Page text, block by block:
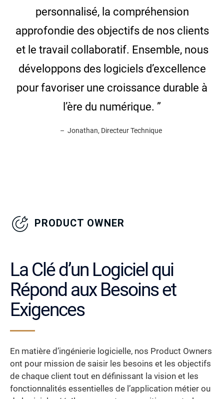
personnalisé, la compréhension
approfondie des objectifs de nos clients
et le travail collaboratif. Ensemble, nous
développons des logiciels d’excellence
pour favoriser une croissance durable à
l’ère du numérique. ”
– Jonathan, Directeur Technique
PRODUCT OWNER
La Clé d’un Logiciel qui
Répond aux Besoins et
Exigences
En matière d’ingénierie logicielle, nos Product Owners
ont pour mission de saisir les besoins et les objectifs
de chaque client tout en définissant la vision et les
fonctionnalités essentielles de l’application métier ou